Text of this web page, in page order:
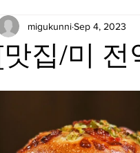
맛집/여행지 Arlington-맛
맛집/여행지 Bloomfield-
집/미 전
migukunniSep 4, 2023